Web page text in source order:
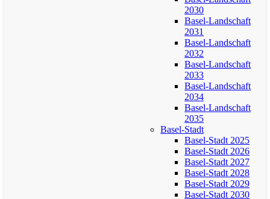
2030
Basel-Landschaft
2031
Basel-Landschaft
2032
Basel-Landschaft
2033
Basel-Landschaft
2034
Basel-Landschaft
2035
Basel-Stadt
Basel-Stadt 2025
Basel-Stadt 2026
Basel-Stadt 2027
Basel-Stadt 2028
Basel-Stadt 2029
Basel-Stadt 2030